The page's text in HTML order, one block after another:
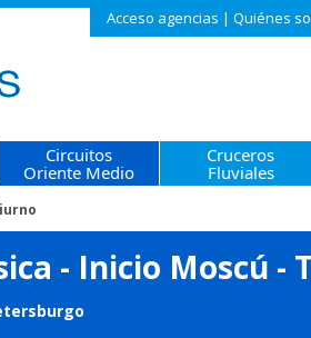
Acceso agencias | Quiénes
Circuitos
Oriente Medio
Cruceros
Fluviales
- Inicio Moscú -